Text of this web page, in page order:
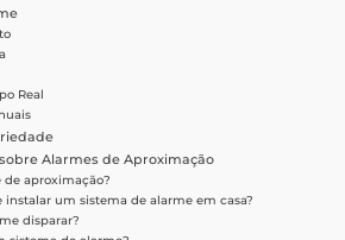
Real
Alarmes de Aproximação
de aproximação?
instalar um sistema de alarme em casa?
disparar?